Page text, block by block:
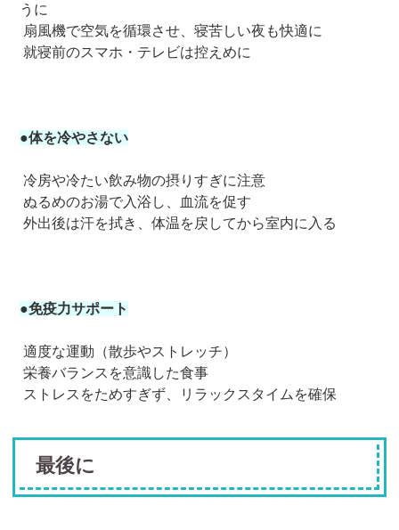
うに
扇風機で空気を循環させ、寝苦しい夜も快適に
就寝前のスマホ・テレビは控えめに
●体を冷やさない
冷房や冷たい飲み物の摂りすぎに注意
ぬるめのお湯で入浴し、血流を促す
外出後は汗を拭き、体温を戻してから室内に入る
●免疫力サポート
適度な運動（散歩やストレッチ）
栄養バランスを意識した食事
ストレスをためすぎず、リラックスタイムを確保
最後に